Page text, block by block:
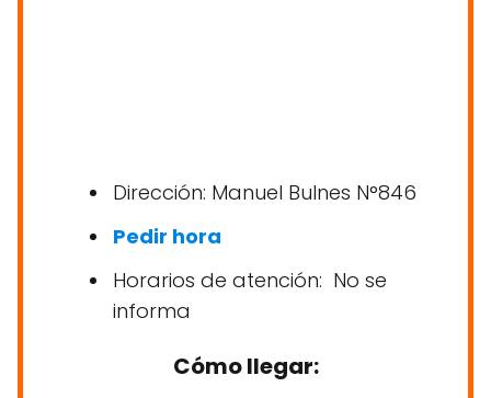
Dirección: Manuel Bulnes N°846
Pedir hora
Horarios de atención: No se
informa
Cómo llegar: